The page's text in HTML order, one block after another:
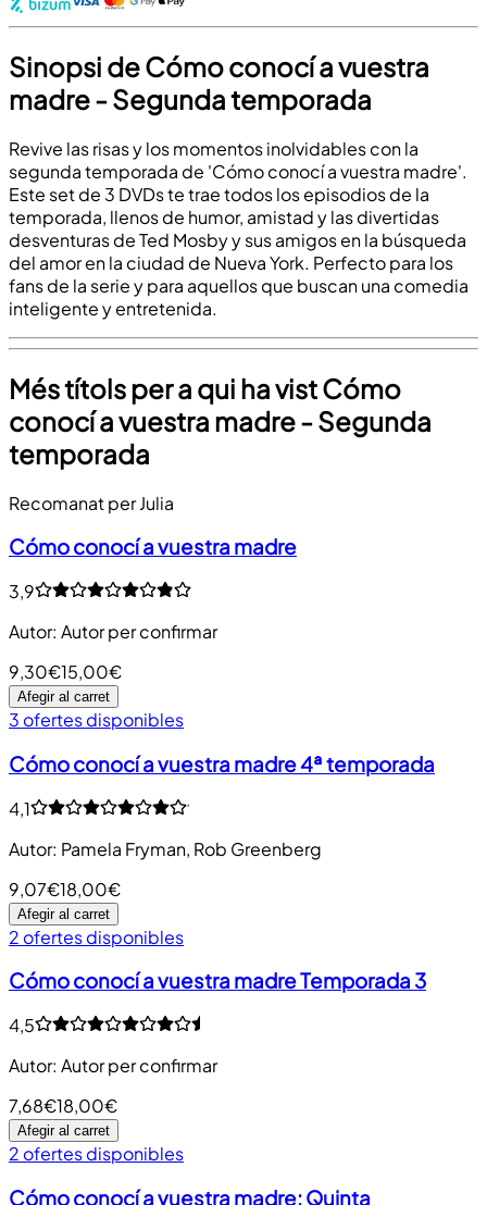
Sinopsi de Cómo conocí a vuestra
madre - Segunda temporada
Revive las risas y los momentos inolvidables con la
segunda temporada de 'Cómo conocí a vuestra madre'.
Este set de 3 DVDs te trae todos los episodios de la
temporada, llenos de humor, amistad y las divertidas
desventuras de Ted Mosby y sus amigos en la búsqueda
del amor en la ciudad de Nueva York. Perfecto para los
fans de la serie y para aquellos que buscan una comedia
inteligente y entretenida.
Més títols per a qui ha vist Cómo
conocí a vuestra madre - Segunda
temporada
Recomanat per Julia
Cómo conocí a vuestra madre
3,9
Autor: Autor per confirmar
9,30€15,00€
Afegir al carret
3 ofertes disponibles
Cómo conocí a vuestra madre 4ª temporada
4,1
Autor: Pamela Fryman, Rob Greenberg
9,07€18,00€
Afegir al carret
2 ofertes disponibles
Cómo conocí a vuestra madre Temporada 3
4,5
Autor: Autor per confirmar
7,68€18,00€
Afegir al carret
2 ofertes disponibles
Cómo conocí a vuestra madre: Quinta